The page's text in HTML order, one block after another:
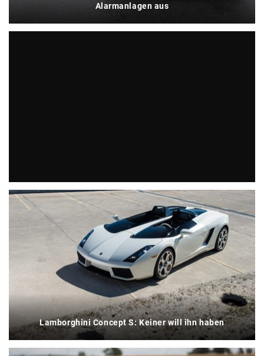
Alarmanlagen aus
Hässlicher geht’s nicht: Youabian Puma steht zum
Verkauf
Lamborghini Concept S: Keiner will ihn haben